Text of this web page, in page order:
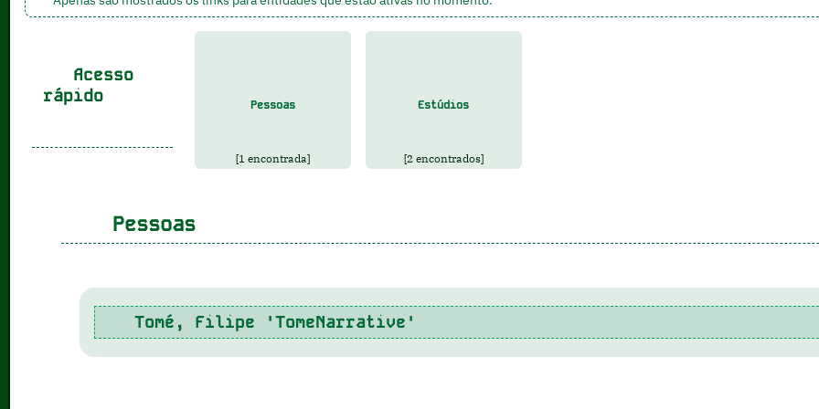
Acesso
rápido
Pessoas
[1 encontrada]
Estúdios
[2 encontrados]
Pessoas
Tomé, Filipe 'TomeNarrative'